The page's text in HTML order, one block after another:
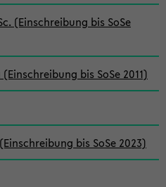
(Einschreibung bis SoSe
bis SoSe 2011)
bis SoSe 2023)